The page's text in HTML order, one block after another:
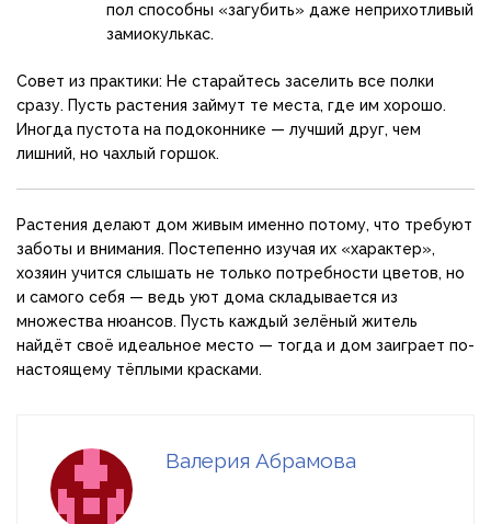
пол способны «загубить» даже неприхотливый
замиокулькас.
Совет из практики: Не старайтесь заселить все полки
сразу. Пусть растения займут те места, где им хорошо.
Иногда пустота на подоконнике — лучший друг, чем
лишний, но чахлый горшок.
Растения делают дом живым именно потому, что требуют
заботы и внимания. Постепенно изучая их «характер»,
хозяин учится слышать не только потребности цветов, но
и самого себя — ведь уют дома складывается из
множества нюансов. Пусть каждый зелёный житель
найдёт своё идеальное место — тогда и дом заиграет по-
настоящему тёплыми красками.
Валерия Абрамова